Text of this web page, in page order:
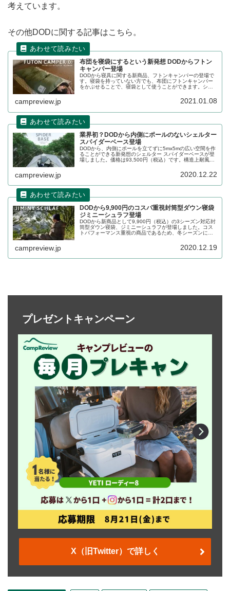
考えています。
その他DODに関する記事はこちら。
布団を寝袋にするという新発想 DODからフトン
キャンパー登場
DODから寝具に関する新商品、フトンキャンパーの登場で
す。寝袋を持っていない方でも、布団にフトンキャンパー
をかぶせることで、寝袋として使うことができます。シン
campreview.jp 2021.01.08
業界初？DODから内側にポールのないシェルター
スパイダーベース登場
DODから、内側にポールを立てずに5mx5mの広い空間を作
ることができる新発想のシェルター スパイダーベースが登
場しました。価格は93,500円（税込）です。構造上耐風性
campreview.jp 2020.12.22
DODから9,900円のコスパ重視封筒型ダウン寝袋
ジミニーシュラフ登場
DODから新商品として9,900円（税込）の3シーズン対応封
筒型ダウン寝袋、ジミニーシュラフが登場しました。コス
トパフォーマンス重視の商品であるため、冬シーズンにに
は丁度よいでしょう。詳細をレビューします。
campreview.jp 2020.12.19
プレゼントキャンペーン
X（旧Twitter）で詳しく